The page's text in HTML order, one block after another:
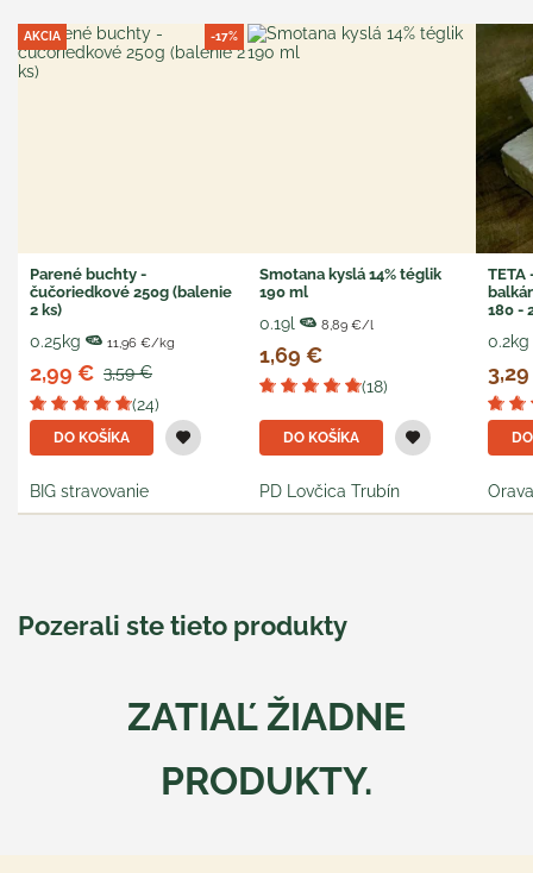
-17%
AKCIA
Parené buchty -
čučoriedkové 250g (balenie
2 ks)
0.25kg 11,96 €/kg
2,99 € 3,59 €
(24)
DO KOŠÍKA
BIG stravovanie
Smotana kyslá 14% téglik
190 ml
0.19l 8,89 €/l
1,69 €
(18)
DO KOŠÍKA
PD Lovčica Trubín
TETA
180 -
0.2kg
Pozerali ste tieto produkty
ZATIAĽ ŽIADNE
PRODUKTY.